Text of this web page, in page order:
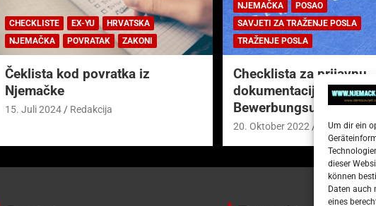
Um dir ein
dieser
können
Daten auch
eines
CHECKLISTE EX-YU
HRVATSKA
NJEMAČKA
POVRATAK ZAKONI
Čeklista kod povratka iz
Njemačke
15. Juli 2024 Redakcija
NJEMAČKA
POSAO
SAVJETI ZA TRAŽENJE POSLA
TRAŽENJE POSLA
Checklista za prijavnu
dokumentaciju (njem.
20. Oktober 2022 Redakcija